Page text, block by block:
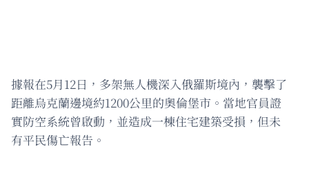
據報在5月12日，多架無人機深入俄羅斯境內，襲擊了
距離烏克蘭邊境約1200公里的奧倫堡市。當地官員證
實防空系統曾啟動，並造成一棟住宅建築受損，但未
有平民傷亡報告。